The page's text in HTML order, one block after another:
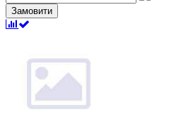
Замовити